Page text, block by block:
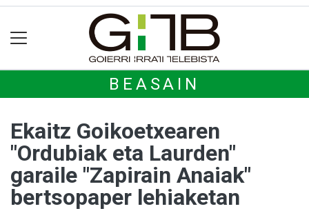
BEASAIN
Ekaitz Goikoetxearen
"Ordubiak eta Laurden"
garaile "Zapirain Anaiak"
bertsopaper lehiaketan